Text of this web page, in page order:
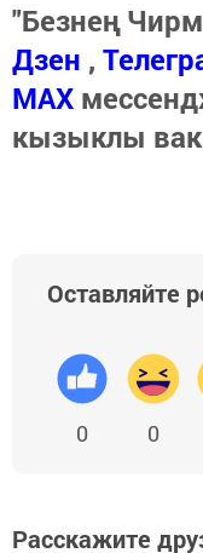
"Безнең
Дзен ,
МАХ
кызыклы
Оставляйте
0 0
Расскажите